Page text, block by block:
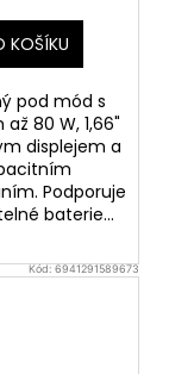
KOŠÍKU
pod mód s
80 W, 1,66"
displejem a
Podporuje
baterie...
Kód: 6941291589673